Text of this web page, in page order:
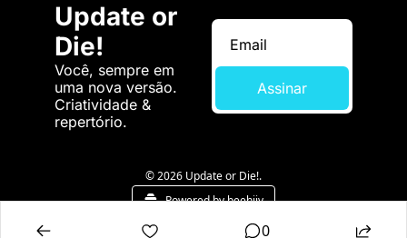
Update or
Die!
Você, sempre em
uma nova versão.
Criatividade &
repertório.
Assinar
© 2026 Update or Die!.
Powered by beehiiv
0